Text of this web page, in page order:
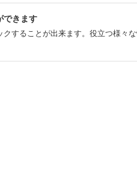
できます
することが出来ます。役立つ様々